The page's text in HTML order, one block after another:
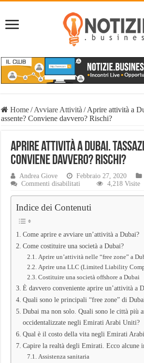
Home/ Avviare Attività / Aprire attività a
assente? Conviene davvero? Rischi?
Aprire attività a Dubai.
Conviene davvero? Rischi?
Andrea Giove Febbraio 27, 2020
Commenti disabilitati
a
Conviene
davvero?
4,218 Visite
Indice dei Contenuti
Come aprire e avviare un’attività a Dubai?
Come costituire una società a Dubai?
Aprire un’attività nelle “free zone” a
Aprire una LLC (Limited Liability
Costituire una società offshore a Dubai
È davvero conveniente aprire un’attività a
Quali sono le principali “free zone” di
Dubai ma non solo. Quali sono le città più
occidentalizzate negli Emirati Arabi Uniti?
Qual è il costo della vita negli Emirati
Capire la realtà degli Emirati. Ecco alcune
Assistenza sanitaria